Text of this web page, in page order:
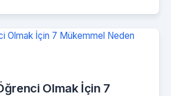
Olmak İçin 7